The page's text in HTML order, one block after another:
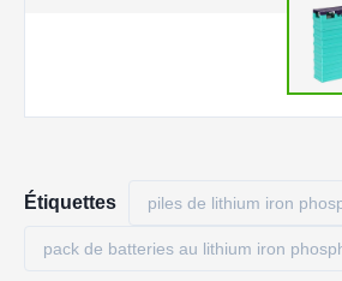
Étiquettes piles de lithium iron
pack de batteries au lithium iron